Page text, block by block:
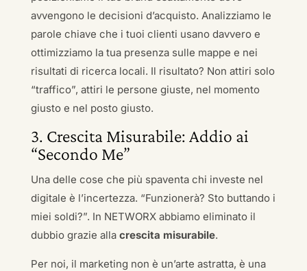
avvengono le decisioni d’acquisto. Analizziamo le
parole chiave che i tuoi clienti usano davvero e
ottimizziamo la tua presenza sulle mappe e nei
risultati di ricerca locali. Il risultato? Non attiri solo
“traffico”, attiri le persone giuste, nel momento
giusto e nel posto giusto.
3. Crescita Misurabile: Addio ai
“Secondo Me”
Una delle cose che più spaventa chi investe nel
digitale è l’incertezza. “Funzionerà? Sto buttando i
miei soldi?”. In NETWORX abbiamo eliminato il
dubbio grazie alla crescita misurabile.
Per noi, il marketing non è un’arte astratta, è una